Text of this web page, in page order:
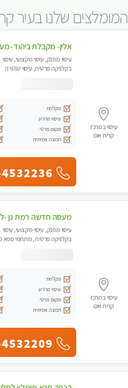
המומלצים שלנו בעיר
עיסוי במרכז
קרית אונו
עיסוי מפנק, עיסוי מקצועי, עיסוי
בקלניקה פרטית, עיסוי טנטרה
מקלחת
עיסוי מרגיע
מקום פרטי
תמונה אמיתית
עיסוי במרכז
קרית אונו
עיסוי מפנק, עיסוי מקצועי, עיסוי
בקלניקה פרטית, מתחמי ספא
מקלחת
עיסוי מרגיע
מקום פרטי
תמונה אמיתית